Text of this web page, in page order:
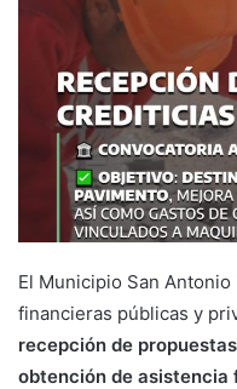
El Municipio San
financieras públicas y
recepción de
obtención de asistencia